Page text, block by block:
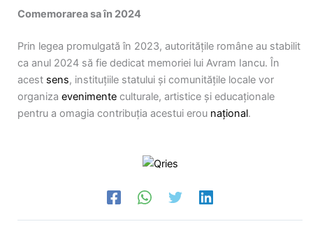
Comemorarea sa în 2024
Prin legea promulgată în 2023, autoritățile române au stabilit
ca anul 2024 să fie dedicat memoriei lui Avram Iancu. În
acest sens, instituțiile statului și comunitățile locale vor
organiza evenimente culturale, artistice și educaționale
pentru a omagia contribuția acestui erou național.